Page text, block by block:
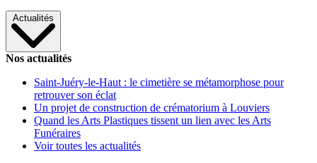
Actualités
Nos actualités
Saint-Juéry-le-Haut : le cimetière se métamorphose pour
retrouver son éclat
Un projet de construction de crématorium à Louviers
Quand les Arts Plastiques tissent un lien avec les Arts
Funéraires
Voir toutes les actualités